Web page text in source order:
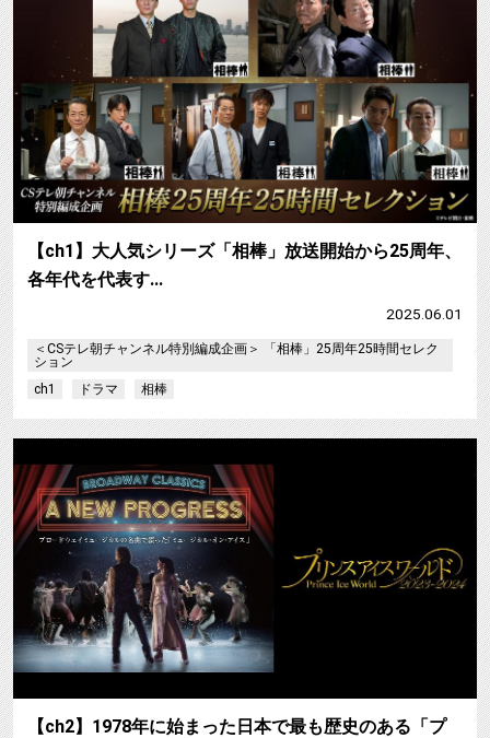
【ch1】大人気シリーズ「相棒」放送開始から25周年、
各年代を代表す…
2025.06.01
＜CSテレ朝チャンネル特別編成企画＞ 「相棒」25周年25時間セレク
ション
ch1
ドラマ 相棒
【ch2】1978年に始まった日本で最も歴史のある「プ